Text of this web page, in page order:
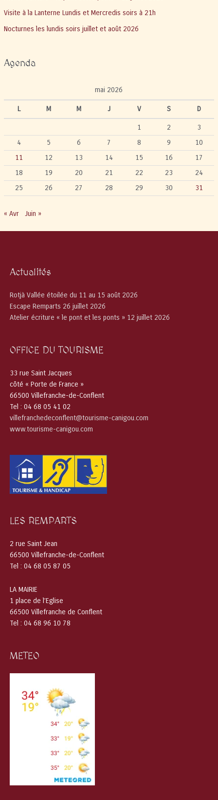
Visite à la Lanterne Lundis et Mercredis soirs à 21h
Nocturnes les lundis soirs juillet et août 2026
Agenda
mai 2026
L M M J V S D
1 2
3
4
5 6 7 8 9
10
11
12 13 14 15 16
17
18
19 20 21 22 23
24
25
26 27 28 29 30 31
« Avr Juin »
Actualités
Rotjà Vallée étoilée du 11 au 15 août 2026
Escape Remparts 26 juillet 2026
Atelier écriture « le pont et les ponts » 12 juillet 2026
OFFICE DU TOURISME
33 rue Saint Jacques
côté « Porte de France »
66500 Villefranche-de-Conflent
Tel : 04 68 05 41 02
villefranchedeconflent@tourisme-canigou.com
www.tourisme-canigou.com
LES REMPARTS
2 rue Saint Jean
66500 Villefranche-de-Conflent
Tel : 04 68 05 87 05
LA MAIRIE
1 place de l’Eglise
66500 Villefranche de Conflent
Tel : 04 68 96 10 78
METEO